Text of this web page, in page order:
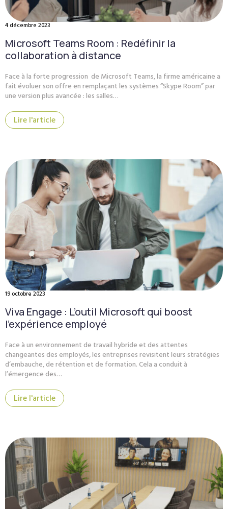
Microsoft Teams Room : Redéfinir la
collaboration à distance
4 décembre 2023
Face à la forte progression de Microsoft Teams, la firme américaine a
fait évoluer son offre en remplaçant les systèmes “Skype Room” par
une version plus avancée : les salles…
Lire l'article
Viva Engage : L’outil Microsoft qui boost
l’expérience employé
19 octobre 2023
Face à un environnement de travail hybride et des attentes
changeantes des employés, les entreprises revisitent leurs stratégies
d’embauche, de rétention et de formation. Cela a conduit à
l’émergence des…
Lire l'article